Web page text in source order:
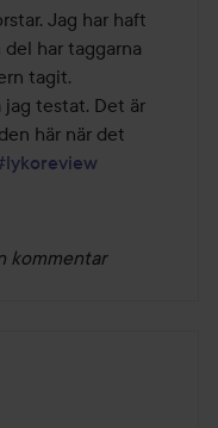
Jag har haft
har taggarna
tagit.
jag testat. Det är
här när det
kommentar